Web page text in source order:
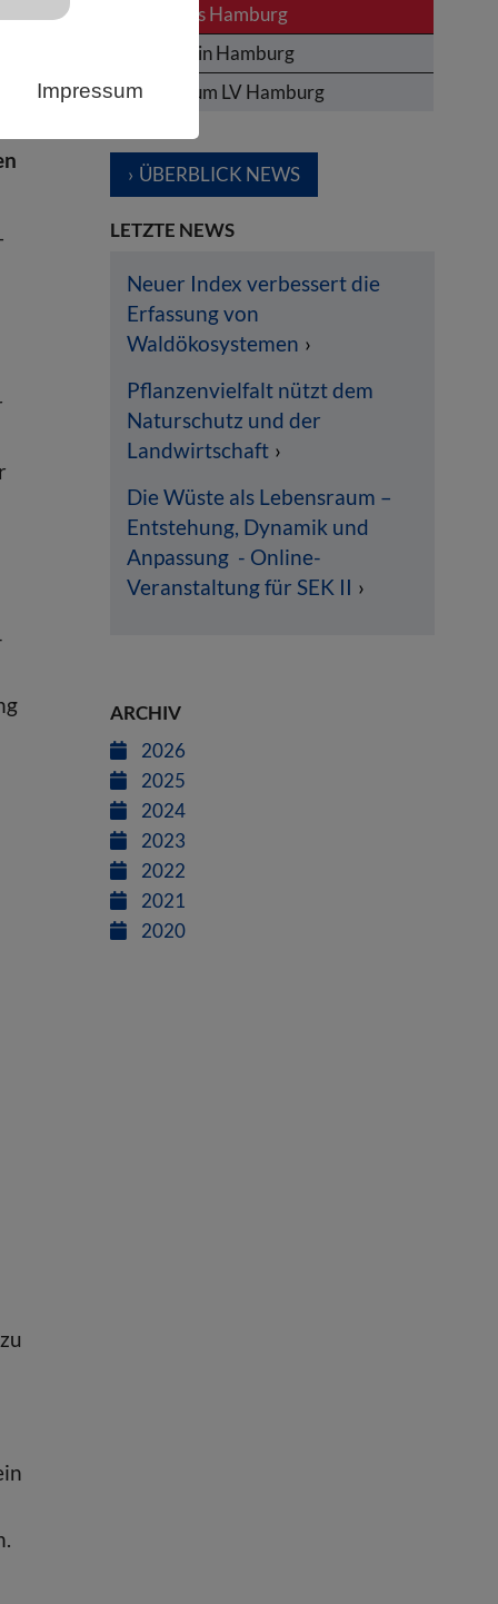
Impressum
News aus Hamburg
Termine in Hamburg
Impressum LV Hamburg
ÜBERBLICK NEWS
LETZTE NEWS
Neuer Index verbessert die
Erfassung von
Waldökosystemen
Pflanzenvielfalt nützt dem
Naturschutz und der
Landwirtschaft
Die Wüste als Lebensraum –
Entstehung, Dynamik und
Anpassung - Online-
Veranstaltung für SEK II
ARCHIV
2026
2025
2024
2023
2022
2021
2020